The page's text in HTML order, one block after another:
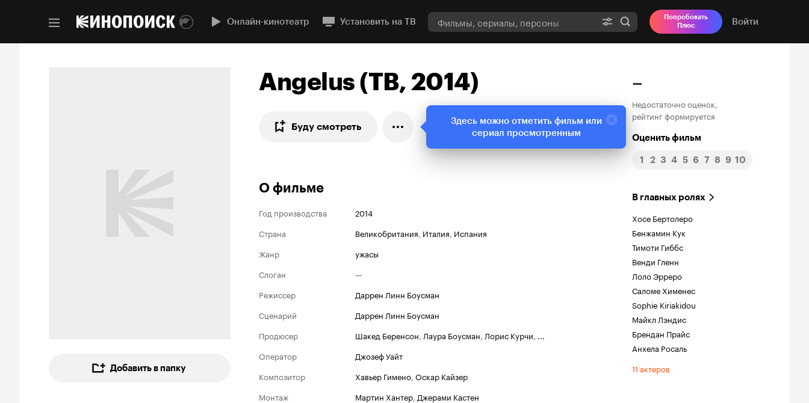
Онлайн-кинотеатр Установить на ТВ
Попробовать
Плюс
Войти
Добавить в папку
Angelus (ТВ, 2014)
Буду смотреть
–
Недостаточно оценок,
рейтинг формируется
Оценить фильм
1 2 3 4 5 6 7 8 9 10
О фильме
Год производства
2014
Страна
Великобритания, Италия, Испания
Жанр
ужасы
Слоган
—
Режиссер
Даррен Линн Боусман
Сценарий
Даррен Линн Боусман
Продюсер
Шакед Беренсон, Лаура Боусман, Лорис Курчи, ...
Оператор
Джозеф Уайт
Композитор
Хавьер Гимено, Оскар Кайзер
Монтаж
Мартин Хантер, Джерами Кастен
В главных ролях
Хосе Бертолеро
Бенжамин Кук
Тимоти Гиббс
Венди Гленн
Лоло Эрреро
Саломе Хименес
Sophie Kiriakidou
Майкл Лэндис
Брендан Прайс
Анхела Росаль
11 актеров
Здесь можно отметить фильм или
сериал просмотренным